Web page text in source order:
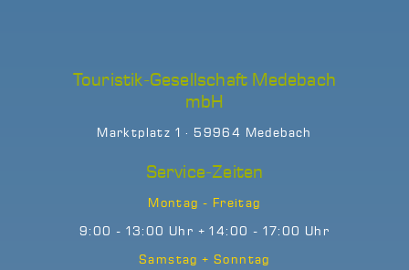
Touristik-Gesellschaft Medebach
mbH
Marktplatz 1 · 59964 Medebach
Service-Zeiten
Montag - Freitag
9:00 - 13:00 Uhr + 14:00 - 17:00 Uhr
Samstag + Sonntag